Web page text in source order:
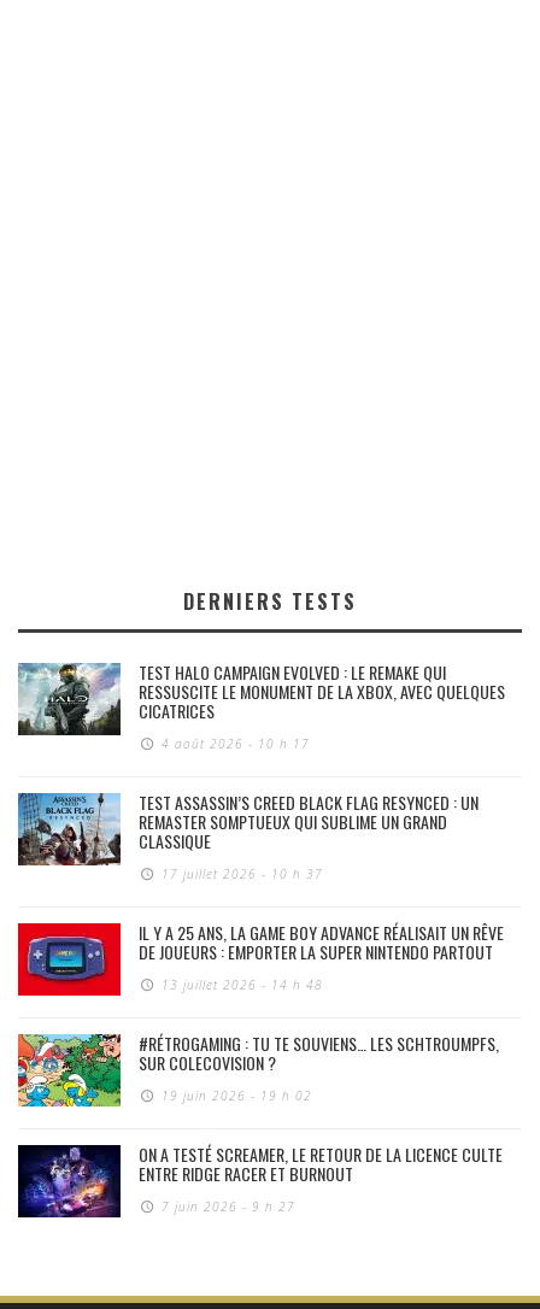
DERNIERS TESTS
TEST HALO CAMPAIGN EVOLVED : LE REMAKE QUI
RESSUSCITE LE MONUMENT DE LA XBOX, AVEC QUELQUES
CICATRICES
4 août 2026 - 10 h 17
TEST ASSASSIN’S CREED BLACK FLAG RESYNCED : UN
REMASTER SOMPTUEUX QUI SUBLIME UN GRAND
CLASSIQUE
17 juillet 2026 - 10 h 37
IL Y A 25 ANS, LA GAME BOY ADVANCE RÉALISAIT UN RÊVE
DE JOUEURS : EMPORTER LA SUPER NINTENDO PARTOUT
13 juillet 2026 - 14 h 48
#RÉTROGAMING : TU TE SOUVIENS… LES SCHTROUMPFS,
SUR COLECOVISION ?
19 juin 2026 - 19 h 02
ON A TESTÉ SCREAMER, LE RETOUR DE LA LICENCE CULTE
ENTRE RIDGE RACER ET BURNOUT
7 juin 2026 - 9 h 27